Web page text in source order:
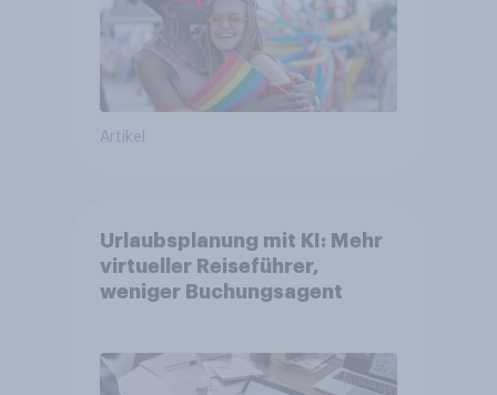
Artikel
Urlaubsplanung mit KI: Mehr
virtueller Reiseführer,
weniger Buchungsagent